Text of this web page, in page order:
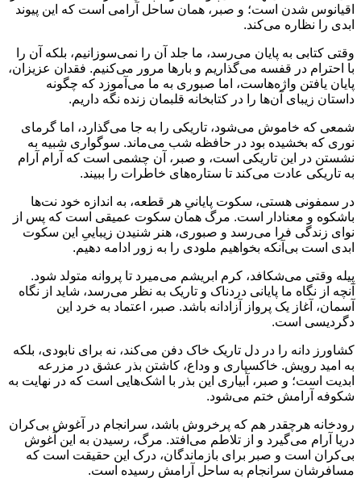
اقیانوس شدن است؛ و صبر، همان ساحل آرامی است که این پیوند
ابدی را نظاره می‌کند.
وقتی کتابی به پایان می‌رسد، ما جلد آن را نمی‌سوزانیم، بلکه آن را
با احترام در قفسه می‌گذاریم و بارها مرور می‌کنیم. فقدان عزیزان،
پایان یافتن واژه‌هاست، اما صبوری به ما می‌آموزد که چگونه
داستان زیبای آن‌ها را در کتابخانه قلبمان زنده نگه داریم.
شمعی که خاموش می‌شود، تاریکی را به جا می‌گذارد، اما گرمای
نوری که بخشیده بود در حافظه شب می‌ماند. سوگواری شبیه به
نشستن در این تاریکی است، و صبر، آن چشمی است که آرام آرام
به تاریکی عادت می‌کند تا ستاره‌های خاطرات را ببیند.
در سمفونی هستی، سکوت پایانیِ هر قطعه، به اندازه خود نت‌ها
باشکوه و معنادار است. مرگ همان سکوت عمیقی است که پس از
نوای زندگی فرا می‌رسد و صبوری، هنر شنیدن زیباییِ این سکوت
ابدی است بی‌آنکه بخواهیم ملودی را به زور ادامه دهیم.
پیله وقتی می‌شکافد، کرم ابریشم می‌میرد تا پروانه متولد شود.
آنچه از نگاه ما پایانی دردناک و تاریک به نظر می‌رسد، شاید از نگاه
آسمان، آغاز یک پرواز آزادانه باشد. صبر، اعتماد به خرد این
دگردیسی است.
کشاورز دانه را در دل تاریک خاک دفن می‌کند، نه برای نابودی، بلکه
به امید رویش. خاکسپاری و وداع، کاشتن بذر عشق در مزرعه
ابدیت است؛ و صبر، آبیاری این بذر با اشک‌هایی است که در نهایت به
شکوفه آرامش ختم می‌شود.
رودخانه هرچقدر هم که پرخروش باشد، سرانجام در آغوش بی‌کران
دریا آرام می‌گیرد و از تلاطم می‌افتد. مرگ، رسیدن به این آغوش
بی‌کران است و صبر برای بازماندگان، درک این حقیقت است که
مسافرشان سرانجام به ساحل آرامش رسیده است.